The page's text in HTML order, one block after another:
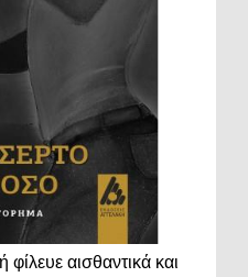
αισθαντικά και